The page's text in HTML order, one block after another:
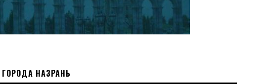
НАЗРАНЬ